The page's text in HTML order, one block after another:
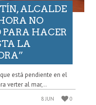
ALCALDE
NO
PARA HACER
LA
está pendiente en el
verter al mar,..
8 JUN 0